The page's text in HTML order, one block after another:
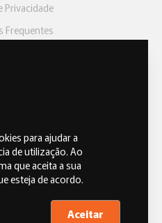
Privacidade
Frequentes
e Material de Proteção Industrial.
reservados
para ajudar a
de utilização. Ao
que aceita a sua
esteja de acordo.
Aceitar